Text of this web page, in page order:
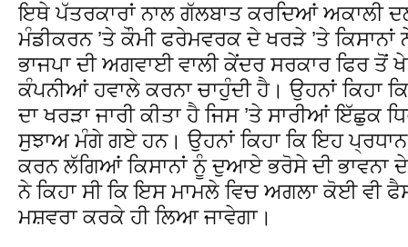
ਇਥੇ ਪੱਤਰਕਾਰਾਂ ਨਾਲ ਗੱਲਬਾਤ ਕਰਦਿਆਂ ਅਕਾਲੀ
ਮੰਡੀਕਰਨ ’ਤੇ ਕੌਮੀ ਫਰੇਮਵਰਕ ਦੇ ਖਰੜੇ ’ਤੇ ਕਿਸਾਨਾਂ
ਭਾਜਪਾ ਦੀ ਅਗਵਾਈ ਵਾਲੀ ਕੇਂਦਰ ਸਰਕਾਰ ਫਿਰ ਤੋਂ
ਕੰਪਨੀਆਂ ਹਵਾਲੇ ਕਰਨਾ ਚਾਹੁੰਦੀ ਹੈ। ਉਹਨਾਂ ਕਿਹਾ
ਦਾ ਖਰੜਾ ਜਾਰੀ ਕੀਤਾ ਹੈ ਜਿਸ ’ਤੇ ਸਾਰੀਆਂ ਇੱਛੁਕ
ਸੁਝਾਅ ਮੰਗੇ ਗਏ ਹਨ। ਉਹਨਾਂ ਕਿਹਾ ਕਿ ਇਹ
ਕਰਨ ਲੱਗਿਆਂ ਕਿਸਾਨਾਂ ਨੂੰ ਦੁਆਏ ਭਰੋਸੇ ਦੀ ਭਾਵਨਾ
ਨੇ ਕਿਹਾ ਸੀ ਕਿ ਇਸ ਮਾਮਲੇ ਵਿਚ ਅਗਲਾ ਕੋਈ ਵੀ
ਮਸ਼ਵਰਾ ਕਰਕੇ ਹੀ ਲਿਆ ਜਾਵੇਗਾ।